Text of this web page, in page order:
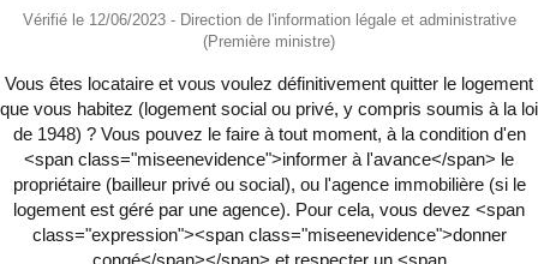
Vérifié le 12/06/2023 - Direction de l'information légale et administrative
(Première ministre)
Vous êtes locataire et vous voulez définitivement quitter le logement
que vous habitez (logement social ou privé, y compris soumis à la loi
de 1948) ? Vous pouvez le faire à tout moment, à la condition d'en
<span class="miseenevidence">informer à l'avance</span> le
propriétaire (bailleur privé ou social), ou l'agence immobilière (si le
logement est géré par une agence). Pour cela, vous devez <span
class="expression"><span class="miseenevidence">donner